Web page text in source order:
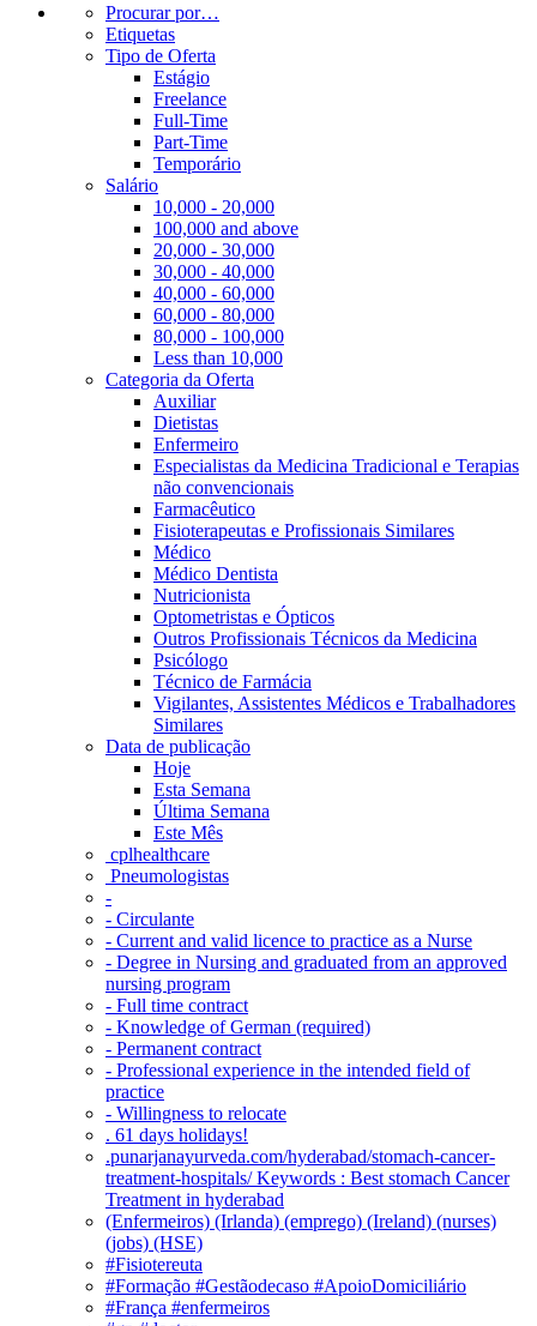
Procurar por…
Etiquetas
Tipo de Oferta
Estágio
Freelance
Full-Time
Part-Time
Temporário
Salário
10,000 - 20,000
100,000 and above
20,000 - 30,000
30,000 - 40,000
40,000 - 60,000
60,000 - 80,000
80,000 - 100,000
Less than 10,000
Categoria da Oferta
Auxiliar
Dietistas
Enfermeiro
Especialistas da Medicina Tradicional e Terapias
não convencionais
Farmacêutico
Fisioterapeutas e Profissionais Similares
Médico
Médico Dentista
Nutricionista
Optometristas e Ópticos
Outros Profissionais Técnicos da Medicina
Psicólogo
Técnico de Farmácia
Vigilantes, Assistentes Médicos e Trabalhadores
Similares
Data de publicação
Hoje
Esta Semana
Última Semana
Este Mês
‎ cplhealthcare‬
Pneumologistas
-
- Circulante
- Current and valid licence to practice as a Nurse
- Degree in Nursing and graduated from an approved
nursing program
- Full time contract
- Knowledge of German (required)
- Permanent contract
- Professional experience in the intended field of
practice
- Willingness to relocate
. 61 days holidays!
.punarjanayurveda.com/hyderabad/stomach-cancer-
treatment-hospitals/ Keywords : Best stomach Cancer
Treatment in hyderabad
(Enfermeiros) (Irlanda) (emprego) (Ireland) (nurses)
(jobs) (HSE)
#Fisiotereuta
#Formação #Gestãodecaso #ApoioDomiciliário
#França #enfermeiros